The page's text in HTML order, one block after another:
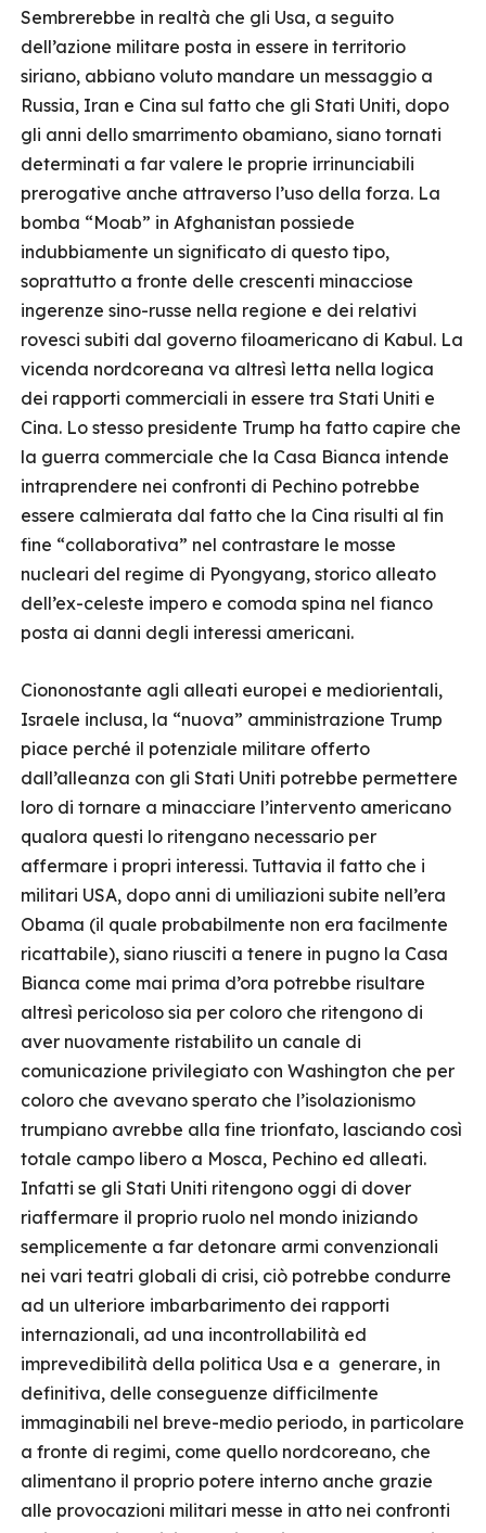
Sembrerebbe in realtà che gli Usa, a seguito
dell’azione militare posta in essere in territorio
siriano, abbiano voluto mandare un messaggio a
Russia, Iran e Cina sul fatto che gli Stati Uniti, dopo
gli anni dello smarrimento obamiano, siano tornati
determinati a far valere le proprie irrinunciabili
prerogative anche attraverso l’uso della forza. La
bomba “Moab” in Afghanistan possiede
indubbiamente un significato di questo tipo,
soprattutto a fronte delle crescenti minacciose
ingerenze sino-russe nella regione e dei relativi
rovesci subiti dal governo filoamericano di Kabul. La
vicenda nordcoreana va altresì letta nella logica
dei rapporti commerciali in essere tra Stati Uniti e
Cina. Lo stesso presidente Trump ha fatto capire che
la guerra commerciale che la Casa Bianca intende
intraprendere nei confronti di Pechino potrebbe
essere calmierata dal fatto che la Cina risulti al fin
fine “collaborativa” nel contrastare le mosse
nucleari del regime di Pyongyang, storico alleato
dell’ex-celeste impero e comoda spina nel fianco
posta ai danni degli interessi americani.
Ciononostante agli alleati europei e mediorientali,
Israele inclusa, la “nuova” amministrazione Trump
piace perché il potenziale militare offerto
dall’alleanza con gli Stati Uniti potrebbe permettere
loro di tornare a minacciare l’intervento americano
qualora questi lo ritengano necessario per
affermare i propri interessi. Tuttavia il fatto che i
militari USA, dopo anni di umiliazioni subite nell’era
Obama (il quale probabilmente non era facilmente
ricattabile), siano riusciti a tenere in pugno la Casa
Bianca come mai prima d’ora potrebbe risultare
altresì pericoloso sia per coloro che ritengono di
aver nuovamente ristabilito un canale di
comunicazione privilegiato con Washington che per
coloro che avevano sperato che l’isolazionismo
trumpiano avrebbe alla fine trionfato, lasciando così
totale campo libero a Mosca, Pechino ed alleati.
Infatti se gli Stati Uniti ritengono oggi di dover
riaffermare il proprio ruolo nel mondo iniziando
semplicemente a far detonare armi convenzionali
nei vari teatri globali di crisi, ciò potrebbe condurre
ad un ulteriore imbarbarimento dei rapporti
internazionali, ad una incontrollabilità ed
imprevedibilità della politica Usa e a generare, in
definitiva, delle conseguenze difficilmente
immaginabili nel breve-medio periodo, in particolare
a fronte di regimi, come quello nordcoreano, che
alimentano il proprio potere interno anche grazie
alle provocazioni militari messe in atto nei confronti